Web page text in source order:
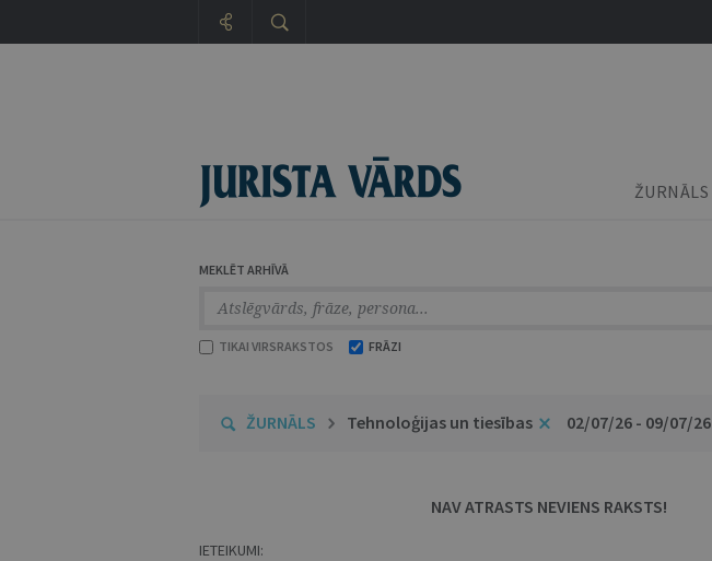
ŽURNĀLS
MEKLĒT ARHĪVĀ
TIKAI VIRSRAKSTOS FRĀZI
ŽURNĀLS Tehnoloģijas un tiesības 02/07/26 - 09/07/26
NAV ATRASTS NEVIENS RAKSTS!
IETEIKUMI: